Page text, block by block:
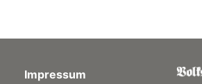
Impressum